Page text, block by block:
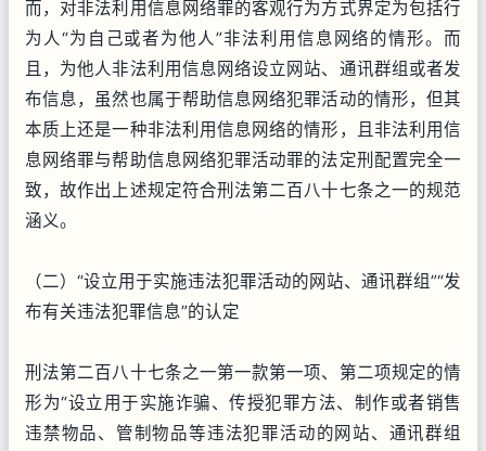
而，对非法利用信息网络罪的客观行为方式界定为包括行
为人“为自己或者为他人”非法利用信息网络的情形。而
且，为他人非法利用信息网络设立网站、通讯群组或者发
布信息，虽然也属于帮助信息网络犯罪活动的情形，但其
本质上还是一种非法利用信息网络的情形，且非法利用信
息网络罪与帮助信息网络犯罪活动罪的法定刑配置完全一
致，故作出上述规定符合刑法第二百八十七条之一的规范
涵义。
（二）“设立用于实施违法犯罪活动的网站、通讯群组”“发
布有关违法犯罪信息”的认定
刑法第二百八十七条之一第一款第一项、第二项规定的情
形为“设立用于实施诈骗、传授犯罪方法、制作或者销售
违禁物品、管制物品等违法犯罪活动的网站、通讯群组